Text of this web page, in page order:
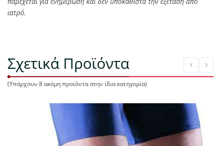
ιατρό.
Σχετικά Προϊόντα
(Υπάρχουν 8 ακόμη προϊόντα στην ίδια κατηγορία)